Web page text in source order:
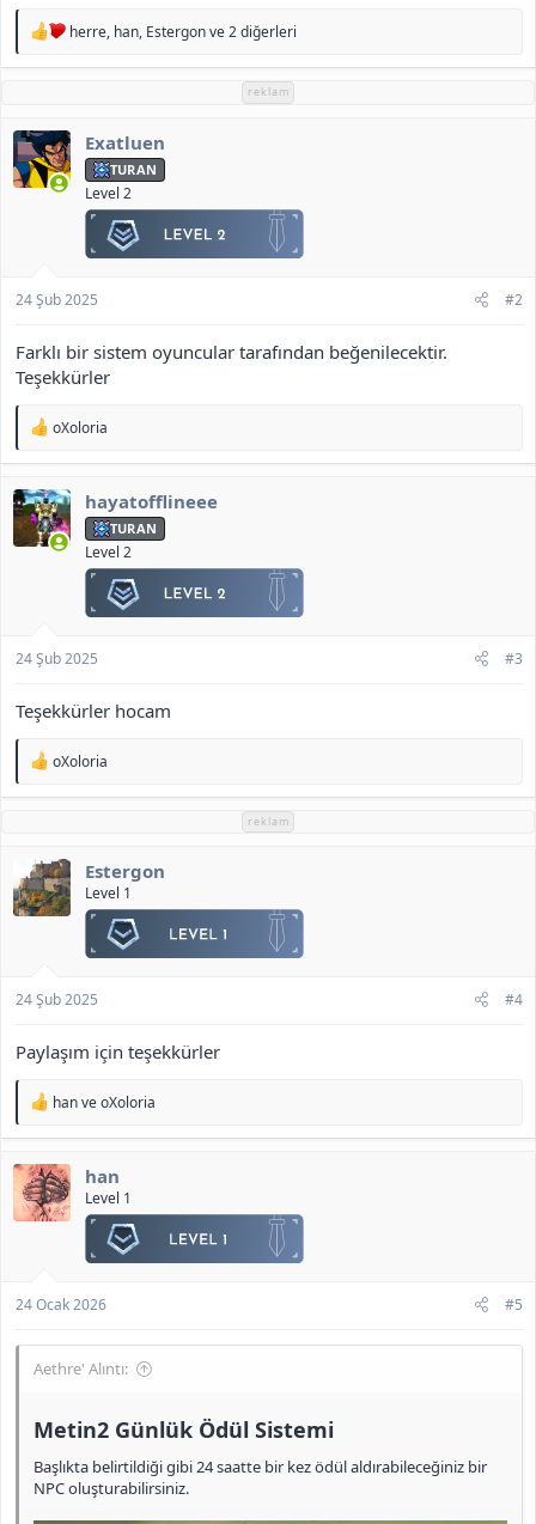
T
p
e
r
:
herre, han, Estergonve 2 diğerleri
reklam
Exatluen
TURAN
Level 2
24 Şub 2025 #2
Farklı bir sistem oyuncular tarafından beğenilecektir.
Teşekkürler
T
p
i
l
e
oXoloria
hayatofflineee
TURAN
Level 2
24 Şub 2025 #3
Teşekkürler hocam
T
p
e
r
:
oXoloria
reklam
Estergon
Level 1
24 Şub 2025 #4
Paylaşım için teşekkürler
T
p
i
l
e
hanveoXoloria
han
Level 1
24 Ocak 2026 #5
Aethre' Alıntı:
Metin2 Günlük Ödül Sistemi​
Başlıkta belirtildiği gibi 24 saatte bir kez ödül aldırabileceğiniz bir
NPC oluşturabilirsiniz.